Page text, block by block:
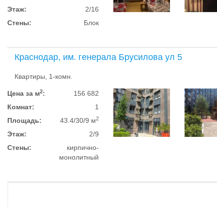
Этаж:
2/16
Стены:
Блок
Краснодар, им. генерала Брусилова ул 5
Квартиры, 1-комн.
Цена за м2:
156 682
Комнат:
1
Площадь:
43.4/30/9 м2
Этаж:
2/9
Стены:
кирпично-
монолитный